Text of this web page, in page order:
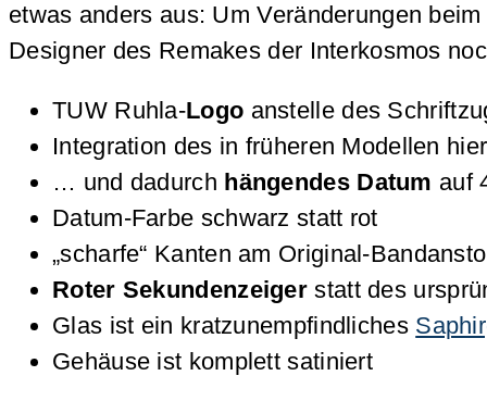
etwas anders aus: Um Veränderungen
Designer des Remakes der Interkosmos
TUW Ruhla-Logo anstelle des
Integration des in früheren Modellen
… und dadurch hängendes Datum auf
Datum-Farbe schwarz statt rot
„scharfe“ Kanten am Original-
Roter Sekundenzeiger statt des
Glas ist ein kratzunempfindliches
Gehäuse ist komplett satiniert